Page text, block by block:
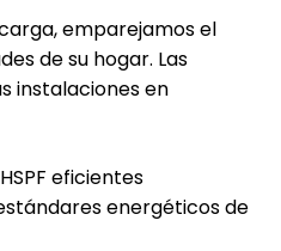
emparejamos el
de su hogar. Las
instalaciones en
eficientes
energéticos de